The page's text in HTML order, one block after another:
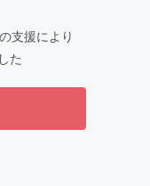
支援により
た